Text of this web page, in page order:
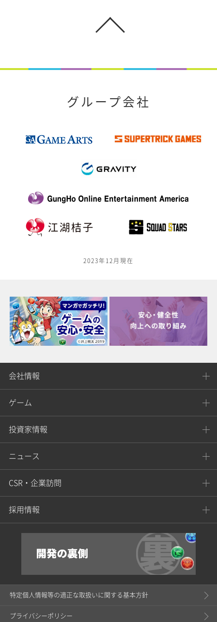
グループ会社
2023年12月現在
会社情報
ゲーム
投資家情報
ニュース
CSR・企業訪問
採用情報
特定個人情報等の適正な取扱いに関する基本方針
プライバシーポリシー